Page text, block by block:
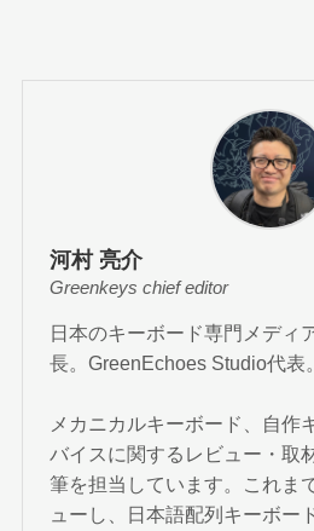
河村 亮介
Greenkeys chief editor
日本のキーボード専門メディ
長。GreenEchoes Studio代表。
メカニカルキーボード、自作
バイスに関するレビュー・取
筆を担当しています。これま
ューし、日本語配列キーボー